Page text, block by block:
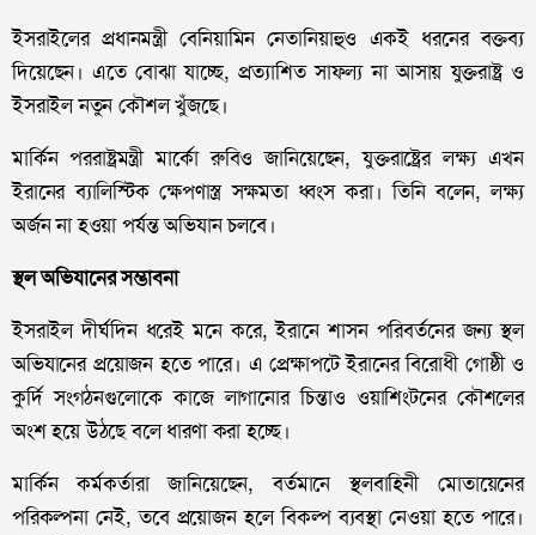
ইসরাইলের প্রধানমন্ত্রী বেনিয়ামিন নেতানিয়াহুও একই ধরনের বক্তব্য
দিয়েছেন। এতে বোঝা যাচ্ছে, প্রত্যাশিত সাফল্য না আসায় যুক্তরাষ্ট্র ও
ইসরাইল নতুন কৌশল খুঁজছে।
মার্কিন পররাষ্ট্রমন্ত্রী মার্কো রুবিও জানিয়েছেন, যুক্তরাষ্ট্রের লক্ষ্য এখন
ইরানের ব্যালিস্টিক ক্ষেপণাস্ত্র সক্ষমতা ধ্বংস করা। তিনি বলেন, লক্ষ্য
অর্জন না হওয়া পর্যন্ত অভিযান চলবে।
স্থল অভিযানের সম্ভাবনা
ইসরাইল দীর্ঘদিন ধরেই মনে করে, ইরানে শাসন পরিবর্তনের জন্য স্থল
অভিযানের প্রয়োজন হতে পারে। এ প্রেক্ষাপটে ইরানের বিরোধী গোষ্ঠী ও
কুর্দি সংগঠনগুলোকে কাজে লাগানোর চিন্তাও ওয়াশিংটনের কৌশলের
অংশ হয়ে উঠছে বলে ধারণা করা হচ্ছে।
মার্কিন কর্মকর্তারা জানিয়েছেন, বর্তমানে স্থলবাহিনী মোতায়েনের
পরিকল্পনা নেই, তবে প্রয়োজন হলে বিকল্প ব্যবস্থা নেওয়া হতে পারে।